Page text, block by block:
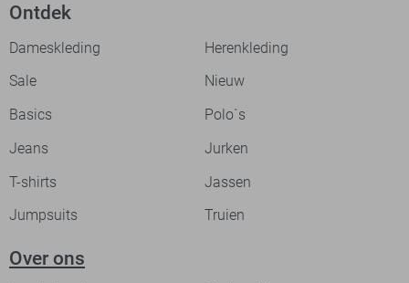
Ontdek
Dameskleding
Herenkleding
Sale
Nieuw
Basics
Polo`s
Jeans
Jurken
T-shirts
Jassen
Jumpsuits
Truien
Over ons